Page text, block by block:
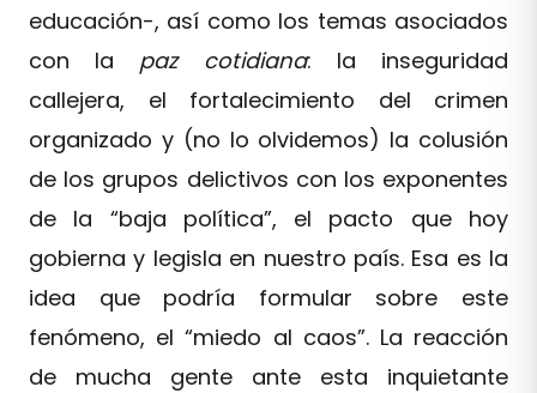
educación-, así como los temas asociados
con la paz cotidiana: la inseguridad
callejera, el fortalecimiento del crimen
organizado y (no lo olvidemos) la colusión
de los grupos delictivos con los exponentes
de la “baja política”, el pacto que hoy
gobierna y legisla en nuestro país. Esa es la
idea que podría formular sobre este
fenómeno, el “miedo al caos”. La reacción
de mucha gente ante esta inquietante